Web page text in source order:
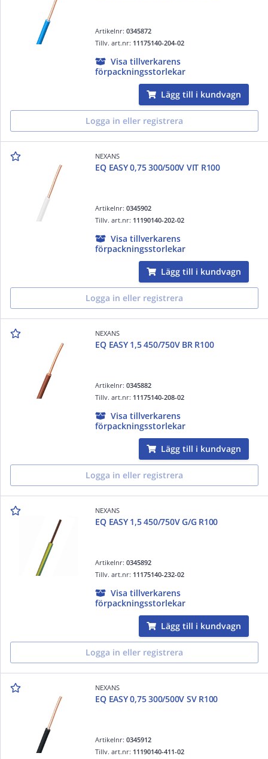
Artikelnr:0345872
Tillv. art.nr: 11175140-204-02
Visa tillverkarens
förpackningsstorlekar
Lägg till i kundvagn
Logga in eller registrera
NEXANS
EQ EASY 0,75 300/500V VIT R100
Artikelnr:0345902
Tillv. art.nr: 11190140-202-02
Visa tillverkarens
förpackningsstorlekar
Lägg till i kundvagn
Logga in eller registrera
NEXANS
EQ EASY 1,5 450/750V BR R100
Artikelnr:0345882
Tillv. art.nr: 11175140-208-02
Visa tillverkarens
förpackningsstorlekar
Lägg till i kundvagn
Logga in eller registrera
NEXANS
EQ EASY 1,5 450/750V G/G R100
Artikelnr:0345892
Tillv. art.nr: 11175140-232-02
Visa tillverkarens
förpackningsstorlekar
Lägg till i kundvagn
Logga in eller registrera
NEXANS
EQ EASY 0,75 300/500V SV R100
Artikelnr:0345912
Tillv. art.nr: 11190140-411-02